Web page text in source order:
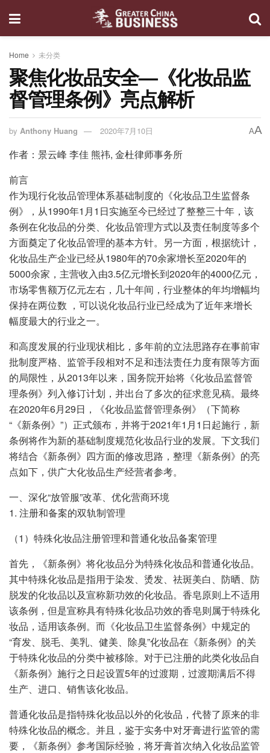
Home 未分类
聚焦化妆品安全—《化妆品监
督管理条例》亮点解析
by Anthony Huang 2020年7月10日 AA
作者：景云峰 李佳 熊祎, 金杜律师事务所​
前言
作为现行化妆品管理体系基础制度的《化妆品卫生监督条
例》，从1990年1月1日实施至今已经过了整整三十年，该
条例在化妆品的分类、化妆品管理方式以及责任制度等多个
方面奠定了化妆品管理的基本方针。另一方面，根据统计，
化妆品生产企业已经从1980年的70余家增长至2020年的
5000余家，主营收入由3.5亿元增长到2020年的4000亿元，
市场零售额万亿元左右，几十年间，行业整体的年均增幅均
保持在两位数 ，可以说化妆品行业已经成为了近年来增长
幅度最大的行业之一。
和高度发展的行业现状相比，多年前的立法思路存在事前审
批制度严格、监管手段相对不足和违法责任力度有限等方面
的局限性，从2013年以来，国务院开始将《化妆品监督管
理条例》列入修订计划，并出台了多次的征求意见稿。最终
在2020年6月29日，《化妆品监督管理条例》（下简称
“《新条例》”）正式颁布，并将于2021年1月1日起施行，新
条例将作为新的基础制度规范化妆品行业的发展。下文我们
将结合《新条例》四方面的修改思路，整理《新条例》的亮
点如下，供广大化妆品生产经营者参考。
一、深化“放管服”改革、优化营商环境
1. 注册和备案的双轨制管理
（1）特殊化妆品注册管理和普通化妆品备案管理
首先，《新条例》将化妆品分为特殊化妆品和普通化妆品。
其中特殊化妆品是指用于染发、烫发、祛斑美白、防晒、防
脱发的化妆品以及宣称新功效的化妆品。香皂原则上不适用
该条例，但是宣称具有特殊化妆品功效的香皂则属于特殊化
妆品，适用该条例。而《化妆品卫生监督条例》中规定的
“育发、脱毛、美乳、健美、除臭”化妆品在《新条例》的关
于特殊化妆品的分类中被移除。对于已注册的此类化妆品自
《新条例》施行之日起设置5年的过渡期，过渡期满后不得
生产、进口、销售该化妆品。
普通化妆品是指特殊化妆品以外的化妆品，代替了原来的非
特殊化妆品的概念。并且，鉴于实务中对牙膏进行监管的需
要，《新条例》参考国际经验，将牙膏首次纳入化妆品监管